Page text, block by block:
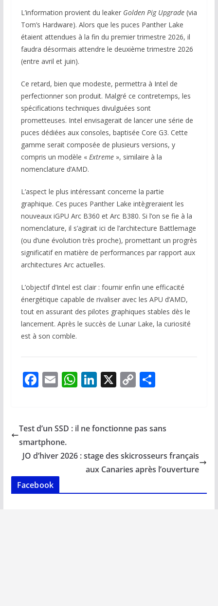
L’information provient du leaker Golden Pig Upgrade(via
Tom’s Hardware). Alors que les puces Panther Lake
étaient attendues à la fin du premier trimestre 2026, il
faudra désormais attendre le deuxième trimestre 2026
(entre avril et juin).
Ce retard, bien que modeste, permettra à Intel de
perfectionner son produit. Malgré ce contretemps, les
spécifications techniques divulguées sont
prometteuses. Intel envisagerait de lancer une série de
puces dédiées aux consoles, baptisée Core G3. Cette
gamme serait composée de plusieurs versions, y
compris un modèle « Extreme», similaire à la
nomenclature d’AMD.
L’aspect le plus intéressant concerne la partie
graphique. Ces puces Panther Lake intègreraient les
nouveaux iGPU Arc B360 et Arc B380. Si l’on se fie à la
nomenclature, il s’agirait ici de l’architecture Battlemage
(ou d’une évolution très proche), promettant un progrès
significatif en matière de performances par rapport aux
architectures Arc actuelles.
L’objectif d’Intel est clair : fournir enfin une efficacité
énergétique capable de rivaliser avec les APU d’AMD,
tout en assurant des pilotes graphiques stables dès le
lancement. Après le succès de Lunar Lake, la curiosité
est à son comble.
F
b
o
o
k
E
l
W
s
p
p
Li
e
n
X C
y
n
k
P
g
Test d’un SSD : il ne fonctionne pas sans
smartphone.
JO d’hiver 2026 : stage des skicrosseurs français
aux Canaries après l’ouverture
Facebook